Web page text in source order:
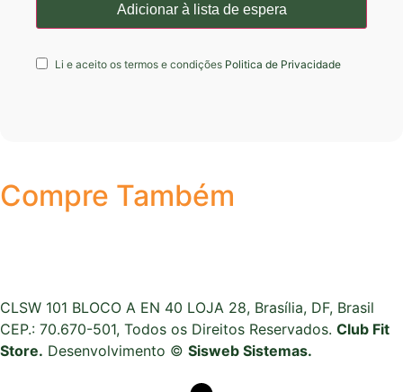
Li e aceito os termos e condições Politica de Privacidade
Compre Também
CLSW 101 BLOCO A EN 40 LOJA 28, Brasília, DF, Brasil
CEP.: 70.670-501, Todos os Direitos Reservados. Club Fit
Store. Desenvolvimento © Sisweb Sistemas.